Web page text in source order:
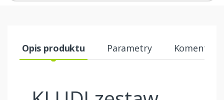
Opis produktu Parametry